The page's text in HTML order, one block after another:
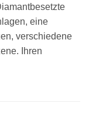
eine
verschiedene
Ihren